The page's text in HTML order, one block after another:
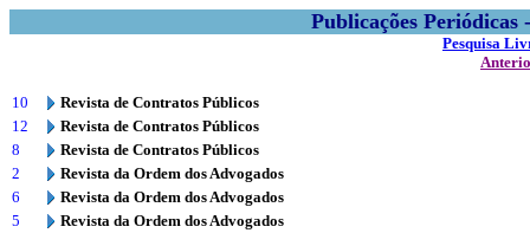
Publicações
Pesquisa
10
Revista de Contratos Públicos
12
Revista de Contratos Públicos
8
Revista de Contratos Públicos
2
Revista da Ordem dos Advogados
6
Revista da Ordem dos Advogados
5
Revista da Ordem dos Advogados